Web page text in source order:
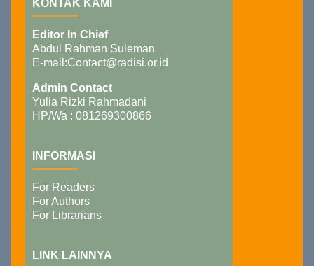
KONTAK KAMI
Editor In Chief
Abdul Rahman Suleman
E-mail:Contact@radisi.or.id
Admin Contact
Yulia Rizki Rahmadani
HP/Wa : 081269300866
INFORMASI
For Readers
For Authors
For Librarians
LINK LAINNYA